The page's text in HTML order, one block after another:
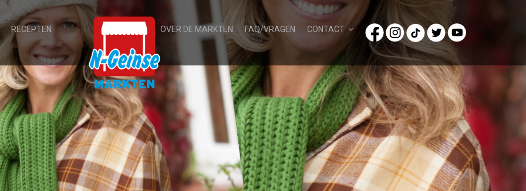
RECEPTEN OVER DE MARKTEN FAQ/VRAGEN CONTACT